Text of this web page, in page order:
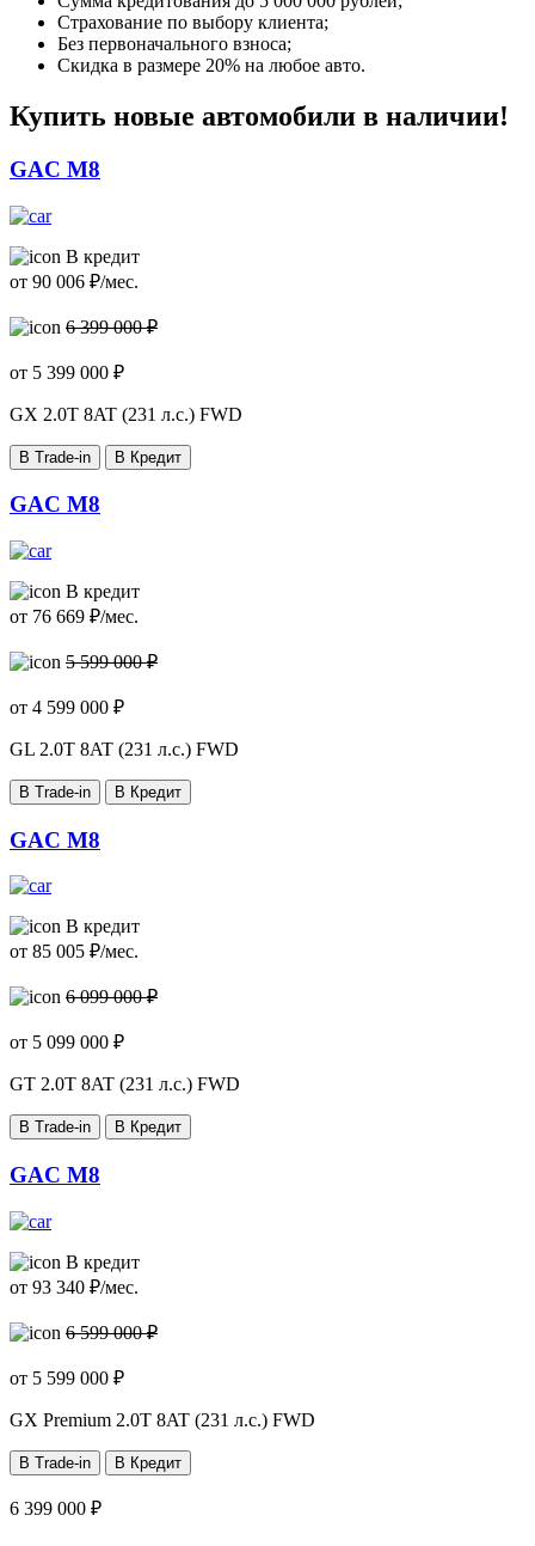
Страхование по выбору клиента;
Без первоначального взноса;
Скидка в размере 20% на любое авто.
Купить новые автомобили в наличии!
GAC M8
В кредит
от 90 006 ₽/мес.
6 399 000 ₽
от 5 399 000 ₽
GX 2.0T 8AT (231 л.с.) FWD
В Trade-in В Кредит
GAC M8
В кредит
от 76 669 ₽/мес.
5 599 000 ₽
от 4 599 000 ₽
GL 2.0T 8AT (231 л.с.) FWD
В Trade-in В Кредит
GAC M8
В кредит
от 85 005 ₽/мес.
6 099 000 ₽
от 5 099 000 ₽
GT 2.0T 8AT (231 л.с.) FWD
В Trade-in В Кредит
GAC M8
В кредит
от 93 340 ₽/мес.
6 599 000 ₽
от 5 599 000 ₽
GX Premium 2.0T 8AT (231 л.с.) FWD
В Trade-in В Кредит
6 399 000 ₽